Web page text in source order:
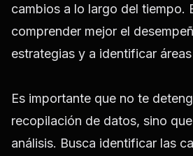
cambios a lo largo del tiempo.
comprender mejor el
estrategias y a identificar
Es importante que no te
recopilación de datos, sino
análisis. Busca identificar las